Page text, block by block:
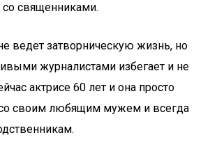
со священниками.
ведет затворническую жизнь, но
журналистами избегает и не
актрисе 60 лет и она просто
своим любящим мужем и всегда